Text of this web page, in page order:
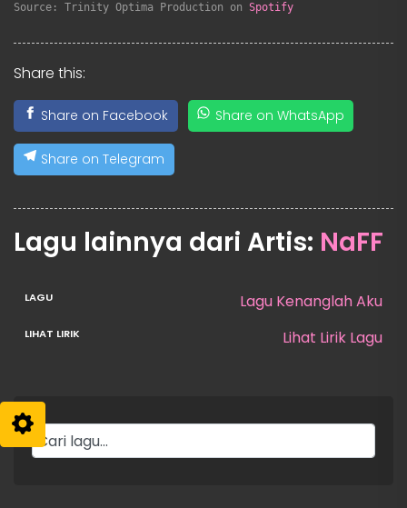
Source: Trinity Optima Production on Spotify
Share this:
Share on Facebook Share on WhatsApp
Share on Telegram
Lagu lainnya dari Artis: NaFF
Lagu Kenanglah Aku
Lihat Lirik Lagu